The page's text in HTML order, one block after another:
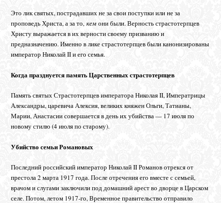
Это лик святых, пострадавших не за свои поступки или не за
проповедь Христа, а за то, кем они были. Верность страстотерпцев
Христу выражается в их верности своему призванию и
предназначению. Именно в лике страстотерпцев были канонизированы
император Николай II и его семья.
Когда празднуется память Царственных страстотерпцев
Память святых Страстотерпцев императора Николая II, Императрицы
Александры, царевича Алексия, великих княжен Ольги, Татианы,
Марии, Анастасии совершается в день их убийства — 17 июля по
новому стилю (4 июля по старому).
Убийство семьи Романовых
Последний российский император Николай II Романов отрекся от
престола 2 марта 1917 года. После отречения его вместе с семьей,
врачом и слугами заключили под домашний арест во дворце в Царском
селе. Потом, летом 1917-го, Временное правительство отправило